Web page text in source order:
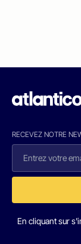
RECEVEZ NOTRE
En cliquant sur